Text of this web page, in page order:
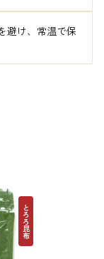
避け、常温で保
とろろ昆布